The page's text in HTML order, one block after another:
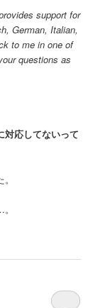
support for
German, Italian,
to me in one of
questions as
対応してないって